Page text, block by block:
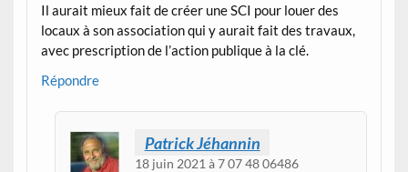
Il aurait mieux fait de créer une SCI pour louer des
locaux à son association qui y aurait fait des travaux,
avec prescription de l’action publique à la clé.
Répondre
Patrick Jéhannin
18 juin 2021 à 7 07 48 06486